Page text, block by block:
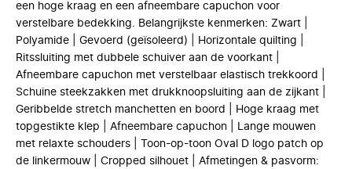
een hoge kraag en een afneembare capuchon voor
verstelbare bedekking. Belangrijkste kenmerken: Zwart |
Polyamide | Gevoerd (geïsoleerd) | Horizontale quilting |
Ritssluiting met dubbele schuiver aan de voorkant |
Afneembare capuchon met verstelbaar elastisch trekkoord |
Schuine steekzakken met drukknoopsluiting aan de zijkant |
Geribbelde stretch manchetten en boord | Hoge kraag met
topgestikte klep | Afneembare capuchon | Lange mouwen
met relaxte schouders | Toon-op-toon Oval D logo patch op
de linkermouw | Cropped silhouet | Afmetingen & pasvorm: